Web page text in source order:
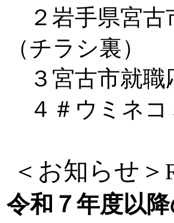
２岩手県宮古
（チラシ裏）
３宮古市就職
４＃ウミネコ
＜お知らせ＞
令和７年度以